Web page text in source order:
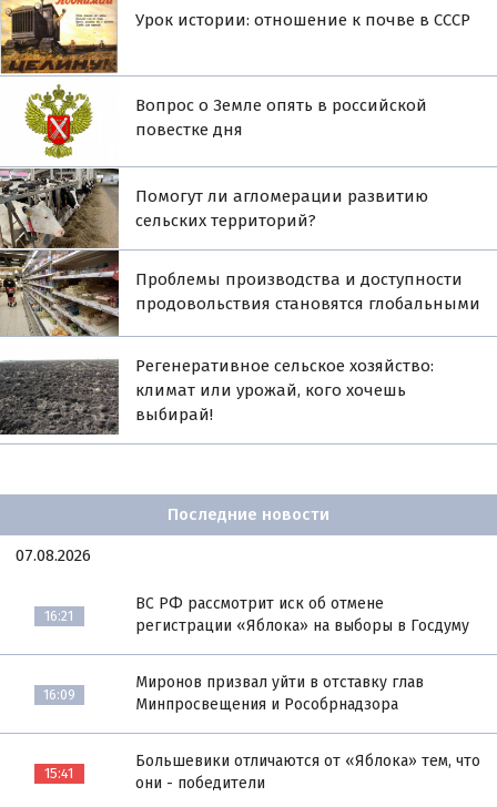
Урок истории: отношение к почве в СССР
Вопрос о Земле опять в российской
повестке дня
Помогут ли агломерации развитию
сельских территорий?
Проблемы производства и доступности
продовольствия становятся глобальными
Регенеративное сельское хозяйство:
климат или урожай, кого хочешь
выбирай!
Последние новости
07.08.2026
16:21
ВС РФ рассмотрит иск об отмене
регистрации «Яблока» на выборы в Госдуму
16:09
Миронов призвал уйти в отставку глав
Минпросвещения и Рособрнадзора
15:41
Большевики отличаются от «Яблока» тем, что
они - победители